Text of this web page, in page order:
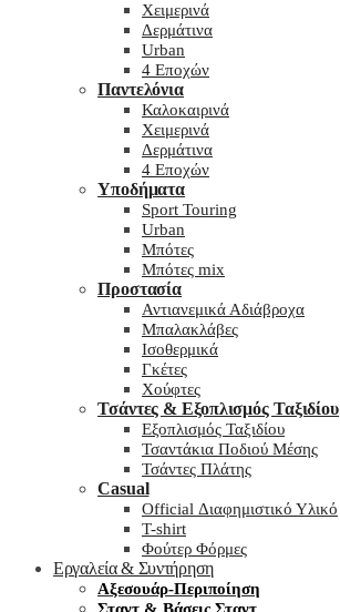
Χειμερινά
Δερμάτινα
Urban
4 Εποχών
Παντελόνια
Καλοκαιρινά
Χειμερινά
Δερμάτινα
4 Εποχών
Υποδήματα
Sport Touring
Urban
Μπότες
Μπότες mix
Προστασία
Αντιανεμικά Αδιάβροχα
Μπαλακλάβες
Ισοθερμικά
Γκέτες
Χούφτες
Τσάντες & Εξοπλισμός Ταξιδίου
Εξοπλισμός Ταξιδίου
Τσαντάκια Ποδιού Μέσης
Τσάντες Πλάτης
Casual
Official Διαφημιστικό Υλικό
T-shirt
Φούτερ Φόρμες
Εργαλεία & Συντήρηση
Αξεσουάρ-Περιποίηση